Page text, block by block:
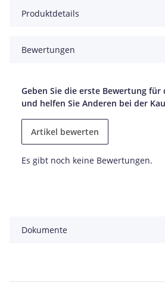
Produktdetails
Bewertungen
Geben Sie die erste Bewertung für
und helfen Sie Anderen bei der
Artikel bewerten
Es gibt noch keine Bewertungen.
Dokumente